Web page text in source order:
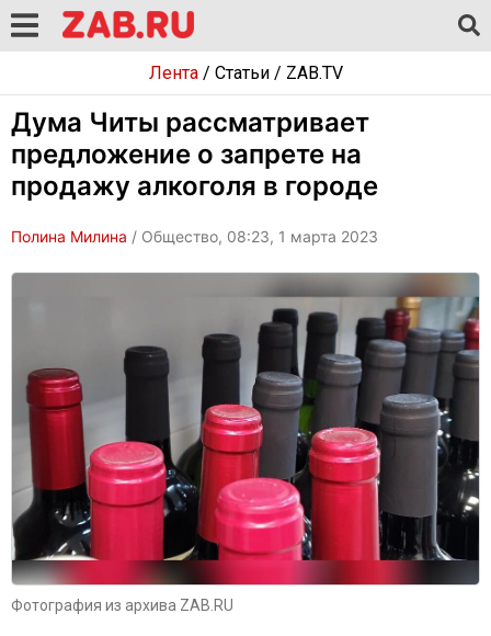
Лента/ Статьи/ ZAB.TV
Дума Читы рассматривает
предложение о запрете на
продажу алкоголя в городе
Полина Милина / Общество, 08:23, 1 марта 2023
Фотография из архива ZAB.RU